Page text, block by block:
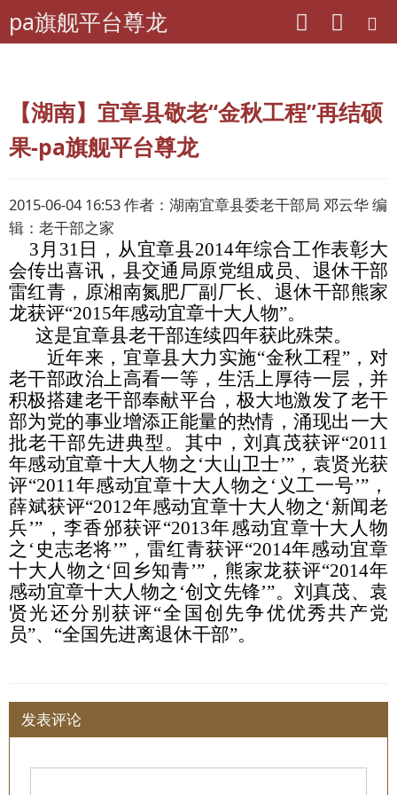
pa旗舰平台尊龙
pa旗舰平台尊龙 离退休干部工作
【湖南】宜章县敬老“金秋工程”再结硕
果-pa旗舰平台尊龙
2015-06-04 16:53 作者：湖南宜章县委老干部局 邓云华 编
辑：老干部之家
3月31日，从宜章县2014年综合工作表彰大
会传出喜讯，县交通局原党组成员、退休干部
雷红青，原湘南氮肥厂副厂长、退休干部熊家
龙获评“2015年感动宜章十大人物”。
这是宜章县老干部连续四年获此殊荣。
近年来，宜章县大力实施“金秋工程”，对
老干部政治上高看一等，生活上厚待一层，并
积极搭建老干部奉献平台，极大地激发了老干
部为党的事业增添正能量的热情，涌现出一大
批老干部先进典型。其中，刘真茂获评“2011
年感动宜章十大人物之‘大山卫士’”，袁贤光获
评“2011年感动宜章十大人物之‘义工一号’”，
薛斌获评“2012年感动宜章十大人物之‘新闻老
兵’”，李香邠获评“2013年感动宜章十大人物
之‘史志老将’”，雷红青获评“2014年感动宜章
十大人物之‘回乡知青’”，熊家龙获评“2014年
感动宜章十大人物之‘创文先锋’”。刘真茂、袁
贤光还分别获评“全国创先争优优秀共产党
员”、“全国先进离退休干部”。
发表评论